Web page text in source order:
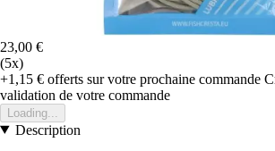
23,00 €
(5x)
+1,15 € offerts sur votre prochaine commande
validation de votre commande
Loading...
Description